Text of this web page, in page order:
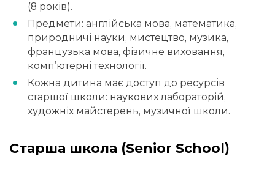
(8 років).
Предмети: англійська мова, математика,
природничі науки, мистецтво, музика,
французька мова, фізичне виховання,
комп’ютерні технології.
Кожна дитина має доступ до ресурсів
старшої школи: наукових лабораторій,
художніх майстерень, музичної школи.
Старша школа (Senior School)